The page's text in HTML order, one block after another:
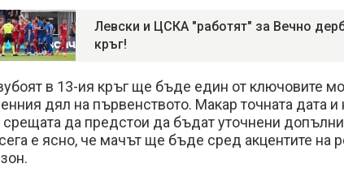
Левски и ЦСКА "работят" за Вечно
кръг!
в 13-ия кръг ще бъде един от ключовите
дял на първенството. Макар точната дата и
срещата да предстои да бъдат уточнени
е ясно, че мачът ще бъде сред акцентите на